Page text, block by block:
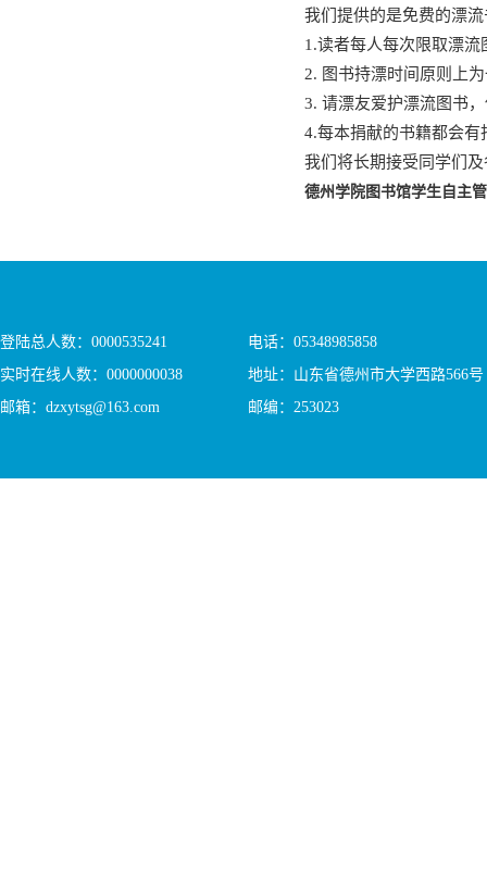
我们提供的是免费的漂
1.读者每人每次限取漂流
2. 图书持漂时间原则上
3. 请漂友爱护漂流图书
4.每本捐献的书籍都会
我们将长期接受同学们
德州学院图书馆学生自主
登陆总人数： 0000535241
实时在线人数： 0000000038
邮箱：dzxytsg@163.com
电话：05348985858
地址：山东省德州市大学西路566号
邮编：253023